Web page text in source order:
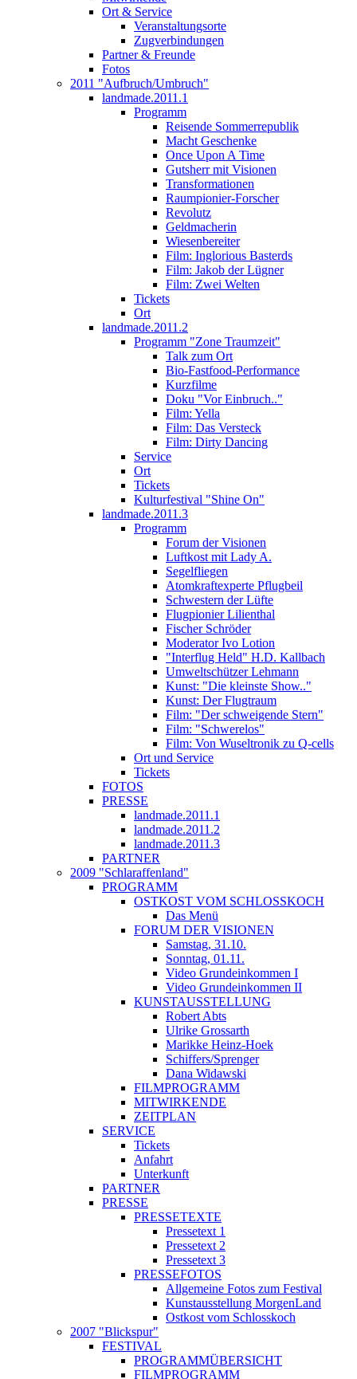
Ort & Service
Veranstaltungsorte
Zugverbindungen
Partner & Freunde
Fotos
2011 "Aufbruch/Umbruch"
landmade.2011.1
Programm
Reisende Sommerrepublik
Macht Geschenke
Once Upon A Time
Gutsherr mit Visionen
Transformationen
Raumpionier-Forscher
Revolutz
Geldmacherin
Wiesenbereiter
Film: Inglorious Basterds
Film: Jakob der Lügner
Film: Zwei Welten
Tickets
Ort
landmade.2011.2
Programm "Zone Traumzeit"
Talk zum Ort
Bio-Fastfood-Performance
Kurzfilme
Doku "Vor Einbruch.."
Film: Yella
Film: Das Versteck
Film: Dirty Dancing
Service
Ort
Tickets
Kulturfestival "Shine On"
landmade.2011.3
Programm
Forum der Visionen
Luftkost mit Lady A.
Segelfliegen
Atomkraftexperte Pflugbeil
Schwestern der Lüfte
Flugpionier Lilienthal
Fischer Schröder
Moderator Ivo Lotion
"Interflug Held" H.D. Kallbach
Umweltschützer Lehmann
Kunst: "Die kleinste Show.."
Kunst: Der Flugtraum
Film: "Der schweigende Stern"
Film: "Schwerelos"
Film: Von Wuseltronik zu Q-cells
Ort und Service
Tickets
FOTOS
PRESSE
landmade.2011.1
landmade.2011.2
landmade.2011.3
PARTNER
2009 "Schlaraffenland"
PROGRAMM
OSTKOST VOM SCHLOSSKOCH
Das Menü
FORUM DER VISIONEN
Samstag, 31.10.
Sonntag, 01.11.
Video Grundeinkommen I
Video Grundeinkommen II
KUNSTAUSSTELLUNG
Robert Abts
Ulrike Grossarth
Marikke Heinz-Hoek
Schiffers/Sprenger
Dana Widawski
FILMPROGRAMM
MITWIRKENDE
ZEITPLAN
SERVICE
Tickets
Anfahrt
Unterkunft
PARTNER
PRESSE
PRESSETEXTE
Pressetext 1
Pressetext 2
Pressetext 3
PRESSEFOTOS
Allgemeine Fotos zum Festival
Kunstausstellung MorgenLand
Ostkost vom Schlosskoch
2007 "Blickspur"
FESTIVAL
PROGRAMMÜBERSICHT
FILMPROGRAMM